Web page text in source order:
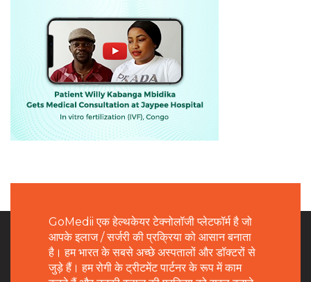
GoMedii एक हेल्थकेयर टेक्नोलॉजी प्लेटफॉर्म है जो
आपके इलाज / सर्जरी की प्रक्रिया को आसान बनाता
है। हम भारत के सबसे अच्छे अस्पतालों और डॉक्टरों से
जुड़े हैं। हम रोगी के ट्रीटमेंट पार्टनर के रूप में काम